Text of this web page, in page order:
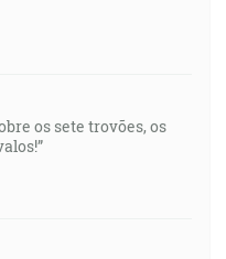
os sete trovões, os